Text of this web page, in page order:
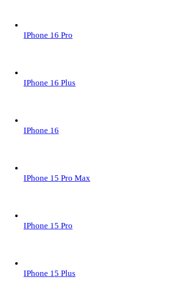
IPhone 16 Pro
IPhone 16 Plus
IPhone 16
IPhone 15 Pro Max
IPhone 15 Pro
IPhone 15 Plus